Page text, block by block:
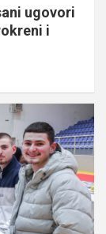
ugovori
i